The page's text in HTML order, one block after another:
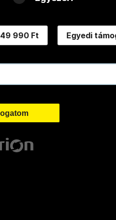
49 990 Ft Egyedi